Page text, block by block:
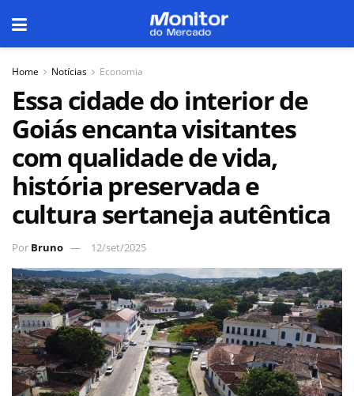
Home Notícias Economia
Essa cidade do interior de
Goiás encanta visitantes
com qualidade de vida,
história preservada e
cultura sertaneja autêntica
Por Bruno 12/set/2025